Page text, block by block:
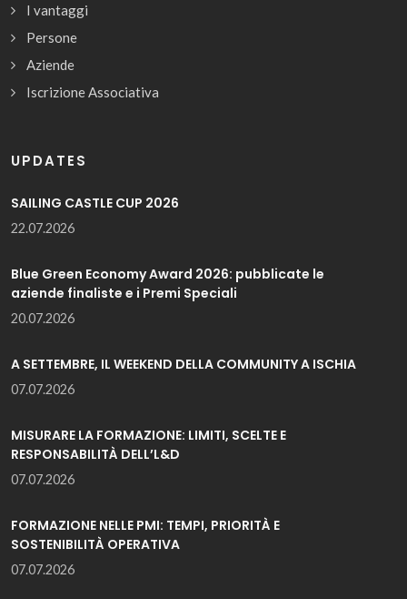
I vantaggi
Persone
Aziende
Iscrizione Associativa
UPDATES
SAILING CASTLE CUP 2026
22.07.2026
Blue Green Economy Award 2026: pubblicate le
aziende finaliste e i Premi Speciali
20.07.2026
A SETTEMBRE, IL WEEKEND DELLA COMMUNITY A ISCHIA
07.07.2026
MISURARE LA FORMAZIONE: LIMITI, SCELTE E
RESPONSABILITÀ DELL’L&D
07.07.2026
FORMAZIONE NELLE PMI: TEMPI, PRIORITÀ E
SOSTENIBILITÀ OPERATIVA
07.07.2026